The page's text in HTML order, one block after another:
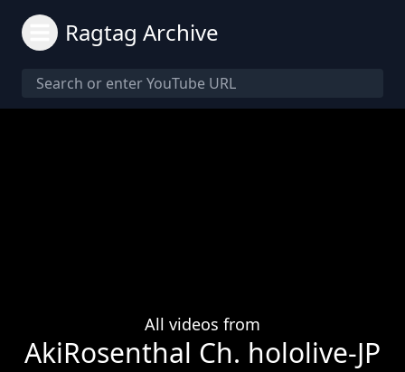
Ragtag Archive
All videos from
AkiRosenthal Ch. hololive-JP